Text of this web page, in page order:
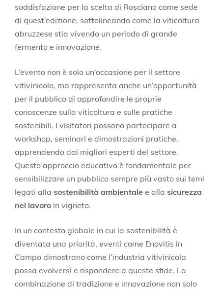
soddisfazione per la scelta di Rosciano come sede
di quest’edizione, sottolineando come la viticoltura
abruzzese stia vivendo un periodo di grande
fermento e innovazione.
L’evento non è solo un’occasione per il settore
vitivinicolo, ma rappresenta anche un’opportunità
per il pubblico di approfondire le proprie
conoscenze sulla viticoltura e sulle pratiche
sostenibili. I visitatori possono partecipare a
workshop, seminari e dimostrazioni pratiche,
apprendendo dai migliori esperti del settore.
Questo approccio educativo è fondamentale per
sensibilizzare un pubblico sempre più vasto sui temi
legati alla sostenibilità ambientale e alla sicurezza
nel lavoro in vigneto.
In un contesto globale in cui la sostenibilità è
diventata una priorità, eventi come Enovitis in
Campo dimostrano come l’industria vitivinicola
possa evolversi e rispondere a queste sfide. La
combinazione di tradizione e innovazione non solo